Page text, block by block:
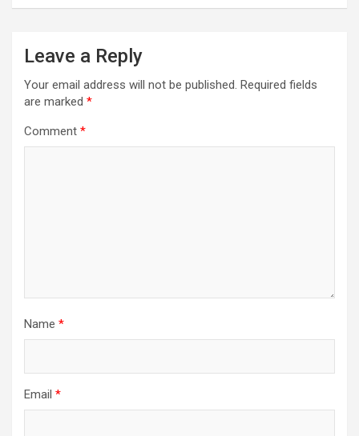
Leave a Reply
Your email address will not be published. Required fields
are marked *
Comment *
Name *
Email *